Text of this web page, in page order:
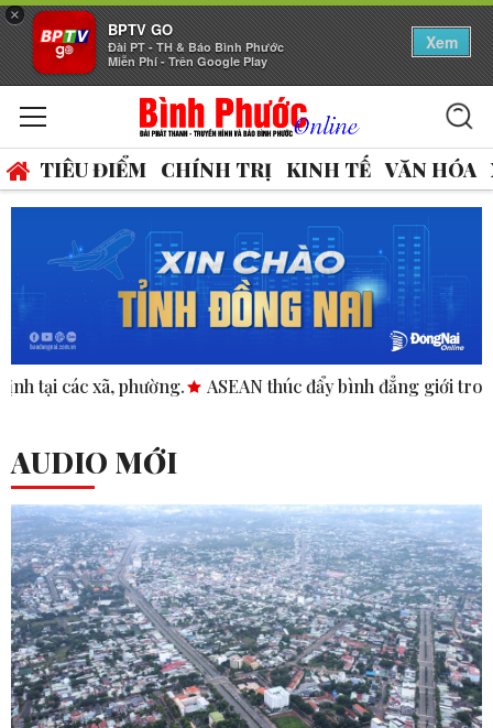
×
BPTV GO
Đài PT - TH & Báo Bình Phước
Miễn Phí - Trên Google Play
Xem
TIÊU ĐIỂM CHÍNH TRỊ KINH TẾ VĂN HÓA
bình đẳng giới trong kinh doanh và nhân quyền. FIFA
AUDIO MỚI